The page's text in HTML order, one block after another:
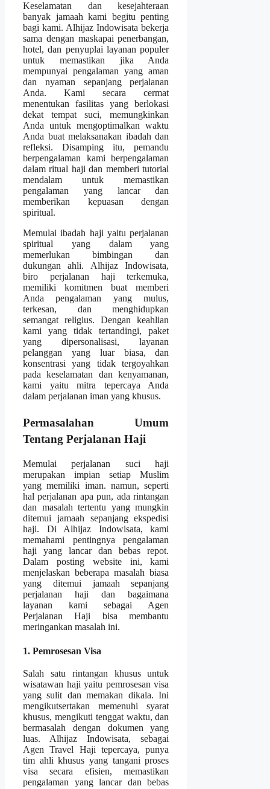
Keselamatan dan kesejahteraan
banyak jamaah kami begitu penting
bagi kami. Alhijaz Indowisata bekerja
sama dengan maskapai penerbangan,
hotel, dan penyuplai layanan populer
untuk memastikan jika Anda
mempunyai pengalaman yang aman
dan nyaman sepanjang perjalanan
Anda. Kami secara cermat
menentukan fasilitas yang berlokasi
dekat tempat suci, memungkinkan
Anda untuk mengoptimalkan waktu
Anda buat melaksanakan ibadah dan
refleksi. Disamping itu, pemandu
berpengalaman kami berpengalaman
dalam ritual haji dan memberi tutorial
mendalam untuk memastikan
pengalaman yang lancar dan
memberikan kepuasan dengan
spiritual.
Memulai ibadah haji yaitu perjalanan
spiritual yang dalam yang
memerlukan bimbingan dan
dukungan ahli. Alhijaz Indowisata,
biro perjalanan haji terkemuka,
memiliki komitmen buat memberi
Anda pengalaman yang mulus,
terkesan, dan menghidupkan
semangat religius. Dengan keahlian
kami yang tidak tertandingi, paket
yang dipersonalisasi, layanan
pelanggan yang luar biasa, dan
konsentrasi yang tidak tergoyahkan
pada keselamatan dan kenyamanan,
kami yaitu mitra tepercaya Anda
dalam perjalanan iman yang khusus.
Permasalahan Umum
Tentang Perjalanan Haji
Memulai perjalanan suci haji
merupakan impian setiap Muslim
yang memiliki iman. namun, seperti
hal perjalanan apa pun, ada rintangan
dan masalah tertentu yang mungkin
ditemui jamaah sepanjang ekspedisi
haji. Di Alhijaz Indowisata, kami
memahami pentingnya pengalaman
haji yang lancar dan bebas repot.
Dalam posting website ini, kami
menjelaskan beberapa masalah biasa
yang ditemui jamaah sepanjang
perjalanan haji dan bagaimana
layanan kami sebagai Agen
Perjalanan Haji bisa membantu
meringankan masalah ini.
1. Pemrosesan Visa
Salah satu rintangan khusus untuk
wisatawan haji yaitu pemrosesan visa
yang sulit dan memakan dikala. Ini
mengikutsertakan memenuhi syarat
khusus, mengikuti tenggat waktu, dan
bermasalah dengan dokumen yang
luas. Alhijaz Indowisata, sebagai
Agen Travel Haji tepercaya, punya
tim ahli khusus yang tangani proses
visa secara efisien, memastikan
pengalaman yang lancar dan bebas